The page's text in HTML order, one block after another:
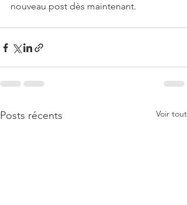
nouveau post dès maintenant.
Posts récents Voir tout